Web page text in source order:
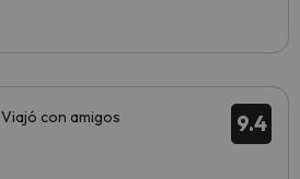
9.4
Viajó con amigos